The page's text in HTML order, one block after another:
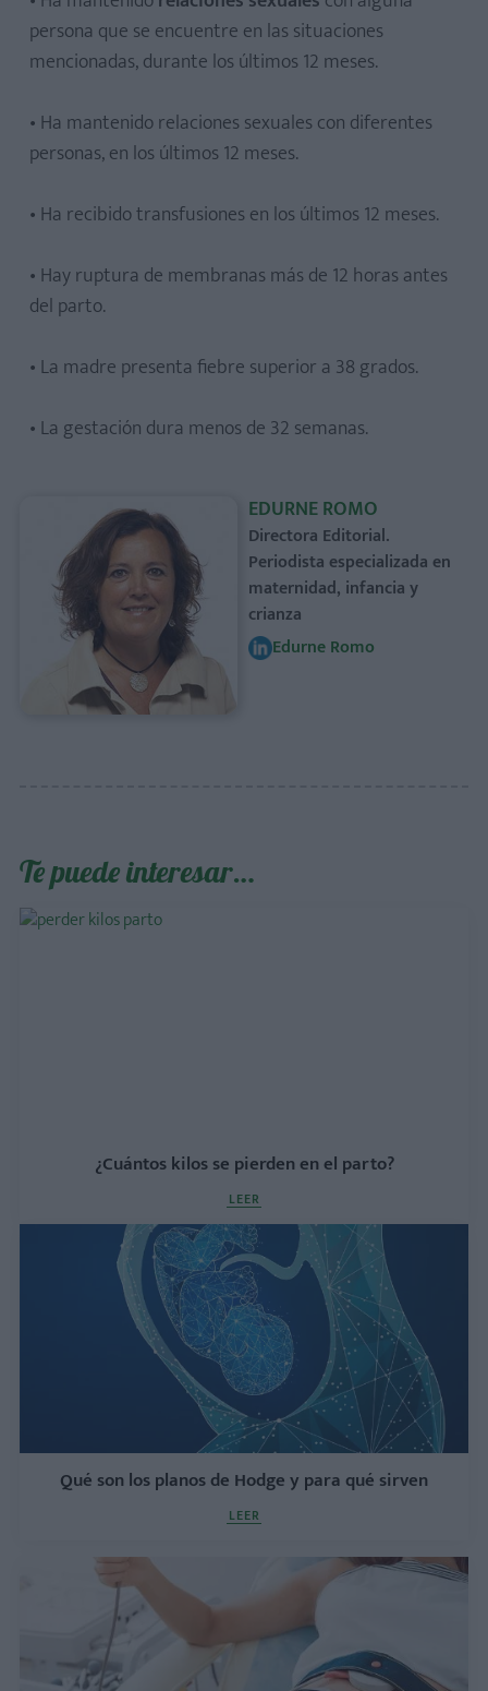
persona que se encuentre en las situaciones
mencionadas, durante los últimos 12 meses.
• Ha mantenido relaciones sexuales con diferentes
personas, en los últimos 12 meses.
• Ha recibido transfusiones en los últimos 12 meses.
• Hay ruptura de membranas más de 12 horas antes
del parto.
• La madre presenta fiebre superior a 38 grados.
• La gestación dura menos de 32 semanas.
EDURNE ROMO
Directora Editorial.
Periodista especializada en
maternidad, infancia y
crianza
Edurne Romo
Te puede interesar…
¿Cuántos kilos se pierden en el parto?
LEER
Qué son los planos de Hodge y para qué sirven
LEER